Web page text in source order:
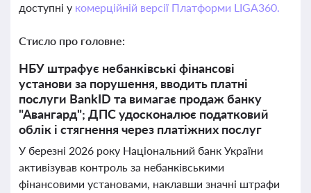
доступні у комерційній версії Платформи LIGA360.
Стисло про головне:
НБУ штрафує небанківські фінансові
установи за порушення, вводить платні
послуги BankID та вимагає продаж банку
"Авангард"; ДПС удосконалює податковий
облік і стягнення через платіжних послуг
У березні 2026 року Національний банк України
активізував контроль за небанківськими
фінансовими установами, наклавши значні штрафи